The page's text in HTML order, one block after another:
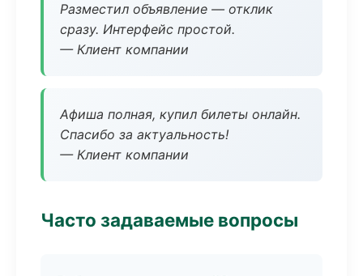
Разместил объявление — отклик
сразу. Интерфейс простой.
— Клиент компании
Афиша полная, купил билеты онлайн.
Спасибо за актуальность!
— Клиент компании
Часто задаваемые вопросы